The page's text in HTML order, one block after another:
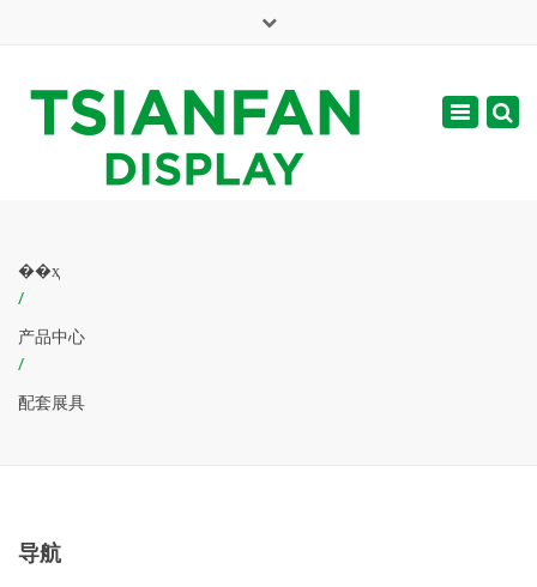
周一 - 周六: 7:00 - 17:00
Toggle
��ҳ
/
产品中心
/
配套展具
导航